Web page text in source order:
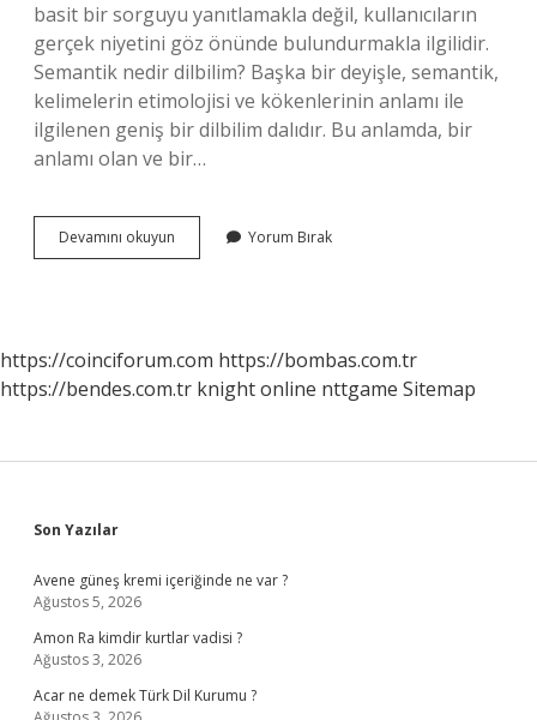
basit bir sorguyu yanıtlamakla değil, kullanıcıların
gerçek niyetini göz önünde bulundurmakla ilgilidir.
Semantik nedir dilbilim? Başka bir deyişle, semantik,
kelimelerin etimolojisi ve kökenlerinin anlamı ile
ilgilenen geniş bir dilbilim dalıdır. Bu anlamda, bir
anlamı olan ve bir…
Devamını okuyun Semantik
Araştırma
Yorum Bırak
https://coinciforum.com https://bombas.com.tr
https://bendes.com.tr knight online nttgame Sitemap
Sidebar
Son Yazılar
Avene güneş kremi içeriğinde ne var ?
Ağustos 5, 2026
Amon Ra kimdir kurtlar vadisi ?
Ağustos 3, 2026
Acar ne demek Türk Dil Kurumu ?